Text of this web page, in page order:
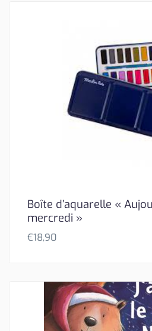
Boîte d’aquarelle «
mercredi »
€18,90